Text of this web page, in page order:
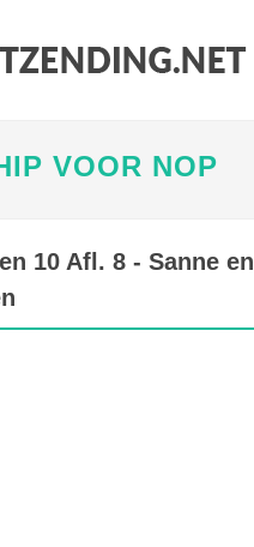
VOOR NOP
10 Afl. 8 - Sanne en